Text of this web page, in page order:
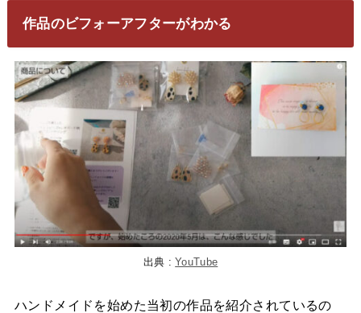
作品のビフォーアフターがわかる
出典 :YouTube
ハンドメイドを始めた当初の作品を紹介されているの